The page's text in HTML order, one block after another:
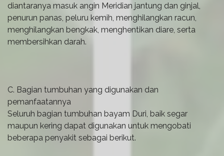
diantaranya masuk angin Meridian jantung dan ginjal,
penurun panas, peluru kemih, menghilangkan racun,
menghilangkan bengkak, menghentikan diare, serta
membersihkan darah.
C. Bagian tumbuhan yang digunakan dan
pemanfaatannya
Seluruh bagian tumbuhan bayam Duri, baik segar
maupun kering dapat digunakan untuk mengobati
beberapa penyakit sebagai berikut.